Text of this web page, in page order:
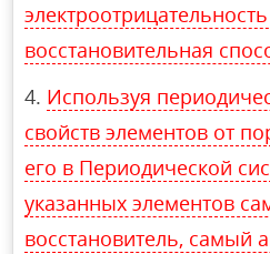
восстановительная
Используя
свойств элементов от
его в Периодической
указанных элементов
восстановитель, самый